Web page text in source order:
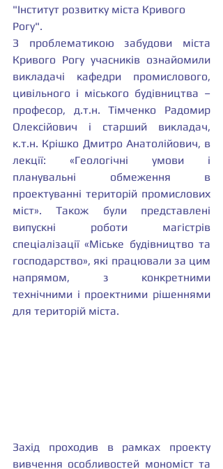
"Інститут розвитку міста Кривого
Рогу".
З проблематикою забудови міста
Кривого Рогу учасників ознайомили
викладачі кафедри промислового,
цивільного і міського будівництва –
професор, д.т.н. Тімченко Радомир
Олексійович і старший викладач,
к.т.н. Крішко Дмитро Анатолійович, в
лекції: «Геологічні умови і
планувальні обмеження в
проектуванні територій промислових
міст». Також були представлені
випускні роботи магістрів
спеціалізації «Міське будівництво та
господарство», які працювали за цим
напрямом, з конкретними
технічними і проектними рішеннями
для територій міста.
Захід проходив в рамках проекту
вивчення особливостей мономіст та